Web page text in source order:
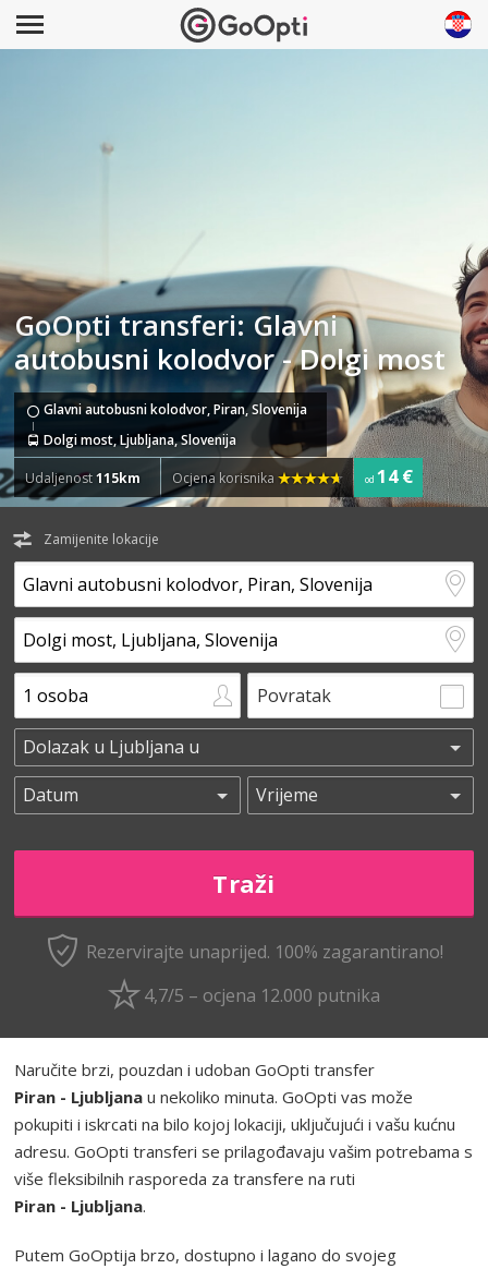
GoOpti transferi: Glavni
autobusni kolodvor - Dolgi most
Glavni autobusni kolodvor, Piran, Slovenija
Dolgi most, Ljubljana, Slovenija
Udaljenost115km Ocjena korisnika od 14 €
Zamijenite lokacije
Povratak
Rezervirajte unaprijed. 100% zagarantirano!
4,7/5 – ocjena 12.000 putnika
Naručite brzi, pouzdan i udoban GoOpti transfer
Piran - Ljubljana u nekoliko minuta. GoOpti vas može
pokupiti i iskrcati na bilo kojoj lokaciji, uključujući i vašu kućnu
adresu. GoOpti transferi se prilagođavaju vašim potrebama s
više fleksibilnih rasporeda za transfere na ruti
Piran - Ljubljana.
Putem GoOptija brzo, dostupno i lagano do svojeg